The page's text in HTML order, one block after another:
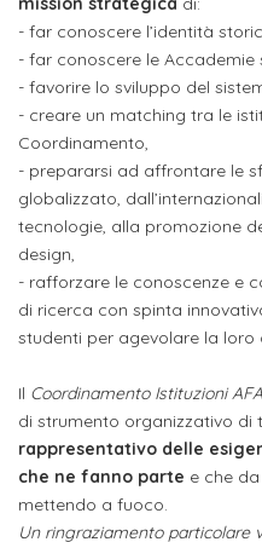
Servizi
allo
studente
Internazionalizzazione
Aziende
e stage
News
Contatti
Didattico
Autorizzazioni
Ministeriali
Nucleo
di
Valutazione
ECTS
Organigramma
Laboratori
e
Accademia
SantaGiulia
DIPARTIMENTI
Dipartimento
di
Arti
Visive
Dipartimento
di
Comunicazione
e
Didattica
dell'arte
ERASMUS+
Reclutamento
Concorsi
Progetti
Terza
Missione
OPPORTUNITÀ
INTERNAZIONALI
ERASMUS+
SERVIZI
Inclusione
Carriera
Alias
di
Stage
Apprendistato
per
le
Aziende
Login
aziende
OPPORTUNITÀ
PER
STUDENTI
Stage
TO-
ONE
Iscrizione
a
corsi
singoli
Gli
step
diventare
un
nostro
studente
Iscriviti
alla
IN
ACCADEMIA
Come
Iscriversi
step
per
diventare
un
genitore
di
uno
studente
studente
iscritto
docente
referente
d'azienda
- far conoscere l’identità
- far conoscere le Accademie
- favorire lo sviluppo del
- creare un matching tra le
Coordinamento,
- prepararsi ad affrontare le
globalizzato,
tecnologie, alla promozione
design,
- rafforzare le conoscenze e
di ricerca con spinta
studenti per agevolare la loro
Il Coordinamento Istituzioni
di strumento organizzativo di
rappresentativo delle
che ne fanno parte e che
mettendo a fuoco.
Un ringraziamento particolare